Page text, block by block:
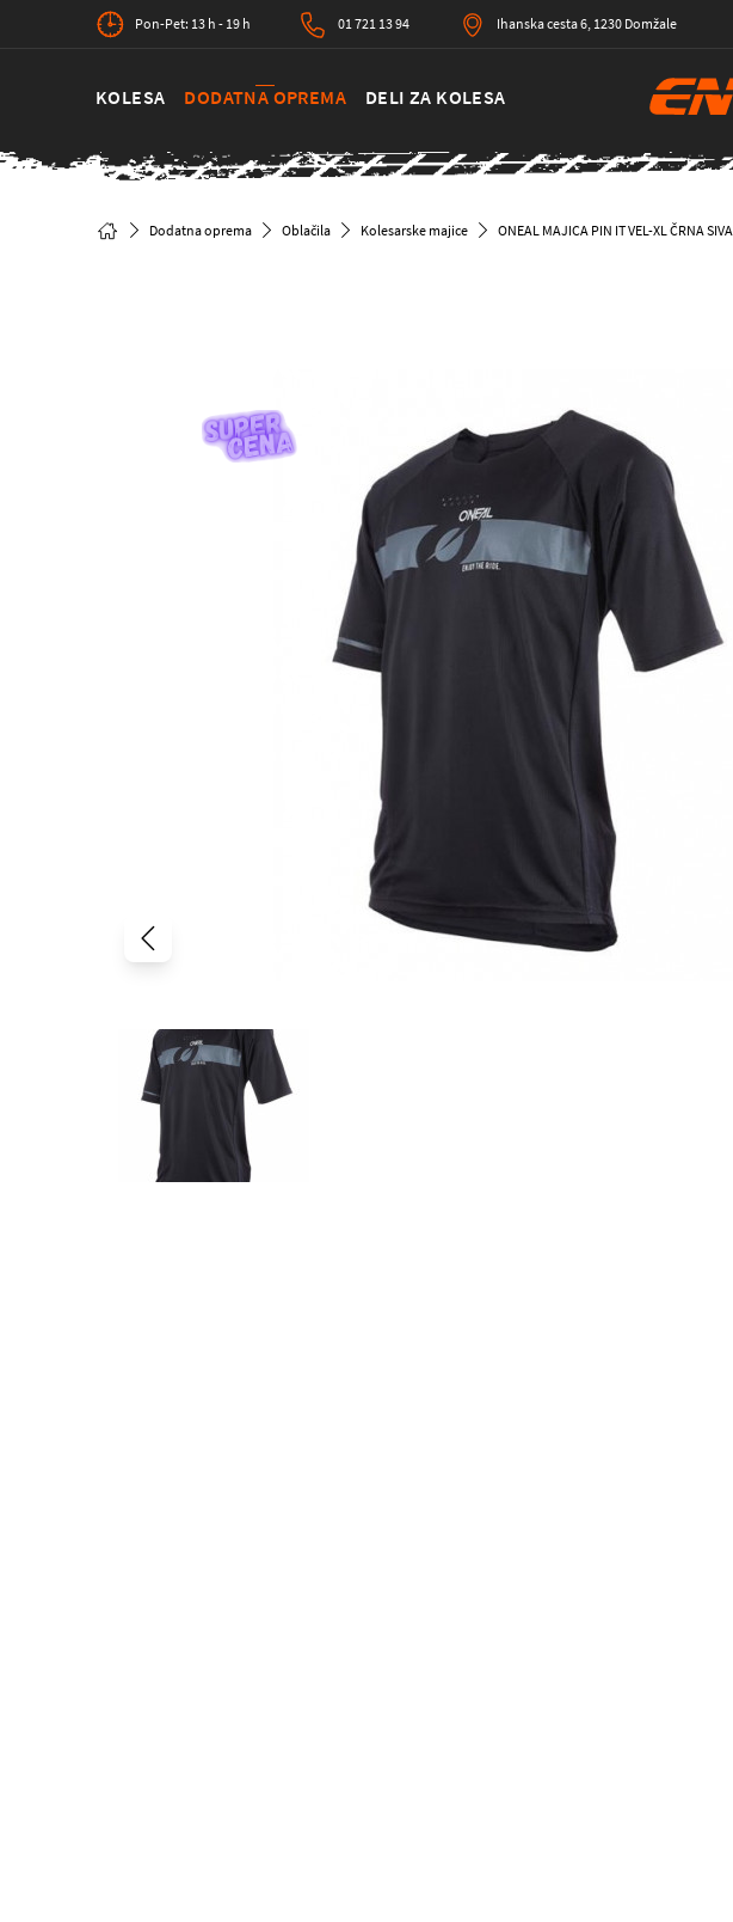
Pon-Pet: 13 h - 19 h 01 721 13 94 Ihanska cesta 6, 1230 Domžale
KOLESA DODATNA OPREMA DELI ZA KOLESA
Dodatna oprema Oblačila Kolesarske majice ONEAL MAJICA PIN IT VEL-XL ČRNA SIVA